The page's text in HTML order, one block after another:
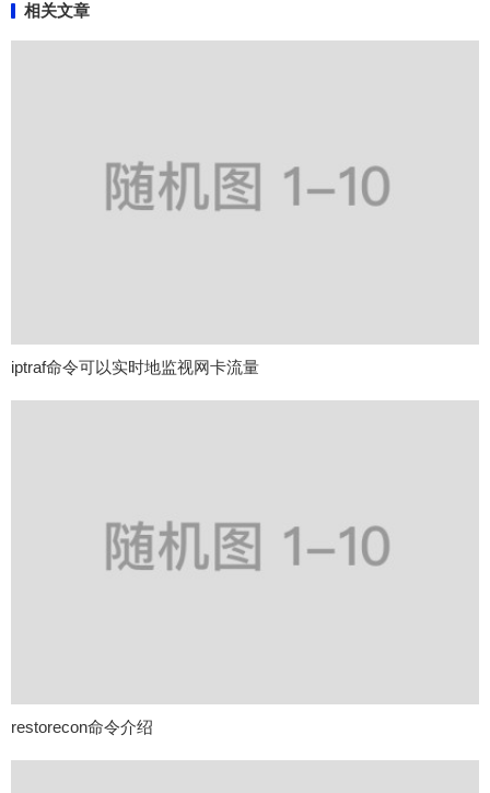
相关文章
iptraf命令可以实时地监视网卡流量
restorecon命令介绍